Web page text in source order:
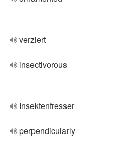
verziert
insectivorous
Insektenfresser
perpendicularly